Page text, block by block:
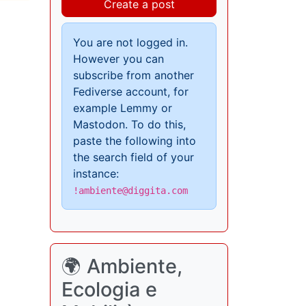
Create a post
You are not logged in.
However you can
subscribe from another
Fediverse account, for
example Lemmy or
Mastodon. To do this,
paste the following into
the search field of your
instance:
!ambiente@diggita.com
🌍 Ambiente,
Ecologia e